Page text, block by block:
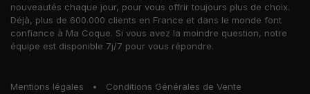
nouveautés chaque jour, pour vous offrir toujours plus de choix.
Déjà, plus de 600.000 clients en France et dans le monde font
confiance à Ma Coque. Si vous avez la moindre question, notre
équipe est disponible 7j/7 pour vous répondre.
Mentions légales • Conditions Générales de Vente